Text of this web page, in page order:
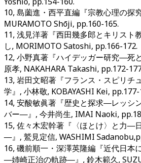
10, 島薗進・西平直編『宗教心理の探
MURAMOTO Shōji, pp.160-165.
11, 浅見洋著『西田幾多郎とキリスト
し, MORIMOTO Satoshi, pp.166-172.
12, 小野真著『ハイデッガー研究―死
原孝, NAKAHARA Takashi, pp.172-
13, 岩田文昭著『フランス・スピリチ
学』, 小林敬, KOBAYASHI Kei, pp.177-
14, 安酸敏眞著『歴史と探求―レッシ
バー―』, 今井尚生, IMAI Naoki,
15, 佐々木宏幹著『〈ほとけ〉と力―
―』, 鷲見定信, WASHIMI
16, 磯前順一・深澤英隆編『近代日本
―姉崎正治の軌跡―』, 鈴木範久,